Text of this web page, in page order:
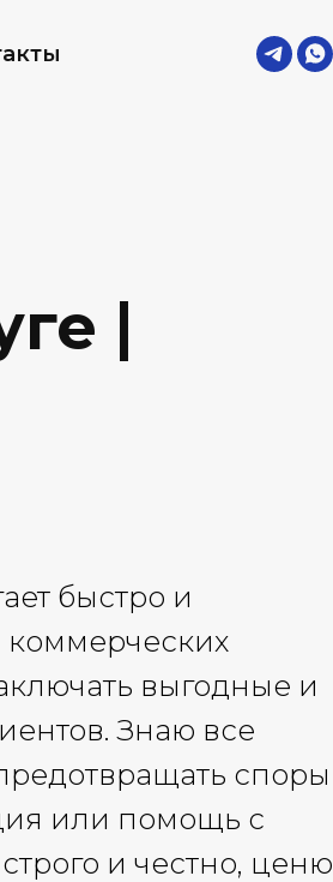
|
быстро и
выгодные и
Знаю все
споры
или помощь с
и честно, ценю